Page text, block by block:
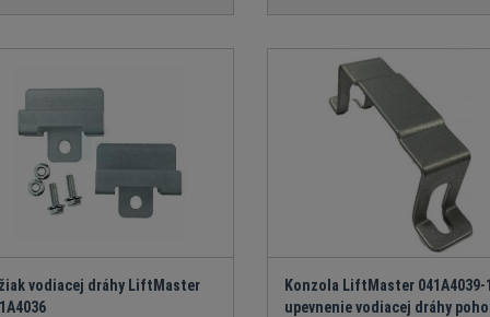
vodiacej dráhy LiftMaster
Konzola LiftMaster 041A4039-
upevnenie vodiacej dráhy